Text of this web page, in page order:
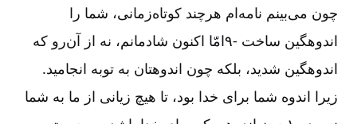
چون می‌بینم نامه‌ام هرچند کوتاه‌زمانی، شما را
اندوهگین ساخت -۹امّا اکنون شادمانم، نه از آن‌رو که
اندوهگین شدید، بلکه چون اندوهتان به توبه انجامید.
زیرا اندوه شما برای خدا بود، تا هیچ زیانی از ما به شما